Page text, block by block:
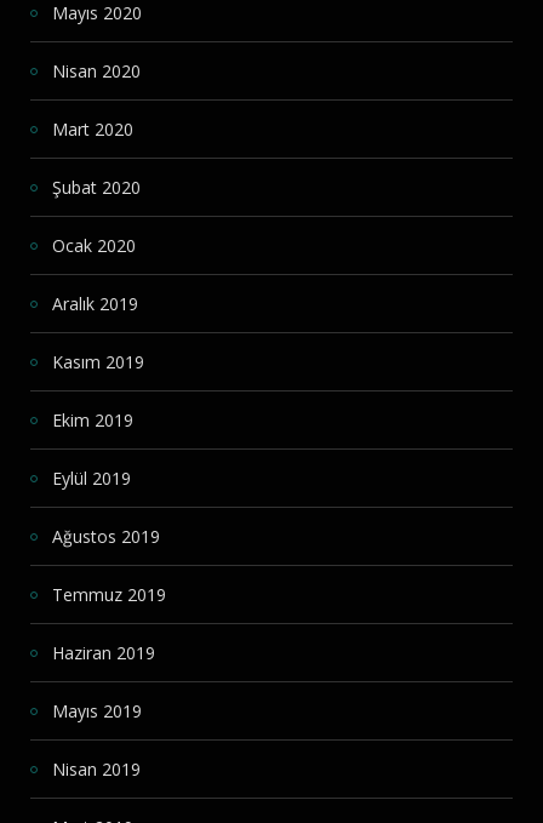
Mayıs 2020
Nisan 2020
Mart 2020
Şubat 2020
Ocak 2020
Aralık 2019
Kasım 2019
Ekim 2019
Eylül 2019
Ağustos 2019
Temmuz 2019
Haziran 2019
Mayıs 2019
Nisan 2019